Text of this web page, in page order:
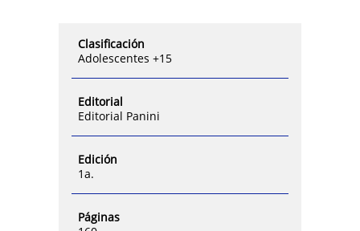
Clasificación
Adolescentes +15
Editorial
Editorial Panini
Edición
1a.
Páginas